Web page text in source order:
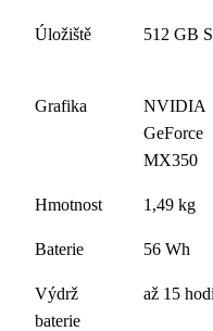
Úložiště 512 GB
Grafika
NVIDIA
GeForce
MX350
Hmotnost 1,49 kg
Baterie 56 Wh
Výdrž
baterie
až 15